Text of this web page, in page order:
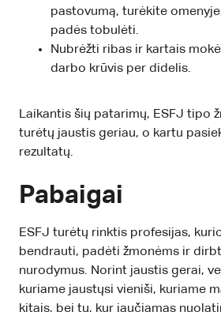
pastovumą, turėkite
padės tobulėti.
Nubrėžti ribas ir kartais
darbo krūvis per didelis.
Laikantis šių patarimų, ESFJ tipo
turėtų jaustis geriau, o kartu
rezultatų.
Pabaigai
ESFJ turėtų rinktis profesijas,
bendrauti, padėti žmonėms ir
nurodymus. Norint jaustis gerai,
kuriame jaustųsi vieniši, kuriame
kitais, bei tų, kur jaučiamas